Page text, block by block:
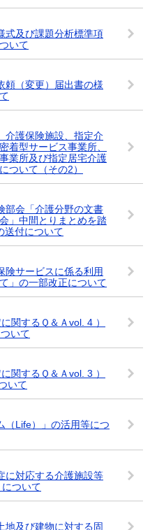
式及び課題分析標準項
いて
頼（変更）届出書の様
介護保険施設、指定介
着型サービス事業所、
業所及び指定居宅介護
ついて（その2）
部会「介護分野の文書
」中間とりまとめを踏
送付について
険サービスに係る利用
」の一部改正について
関するＱ＆Ａvol. 4 ）
いて
関するＱ＆Ａvol. 3 ）
いて
（Life）」の活用等につ
に対応する介護施設等
ついて
地及び建物に対する固